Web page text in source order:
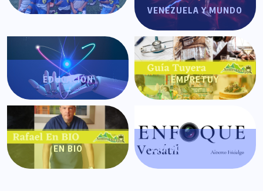
VENEZUELA Y MUNDO
EDUCACIÓN EMPRETUY
EN BIO ENFOQUE VERSÁTIL